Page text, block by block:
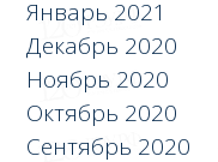
Январь 2021
Декабрь 2020
Ноябрь 2020
Октябрь 2020
Сентябрь 2020